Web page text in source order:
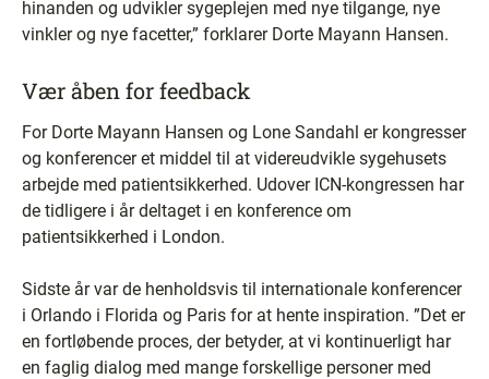
hinanden og udvikler sygeplejen med nye tilgange, nye
vinkler og nye facetter,” forklarer Dorte Mayann Hansen.
Vær åben for feedback
For Dorte Mayann Hansen og Lone Sandahl er kongresser
og konferencer et middel til at videreudvikle sygehusets
arbejde med patientsikkerhed. Udover ICN-kongressen har
de tidligere i år deltaget i en konference om
patientsikkerhed i London.
Sidste år var de henholdsvis til internationale konferencer
i Orlando i Florida og Paris for at hente inspiration. ”Det er
en fortløbende proces, der betyder, at vi kontinuerligt har
en faglig dialog med mange forskellige personer med